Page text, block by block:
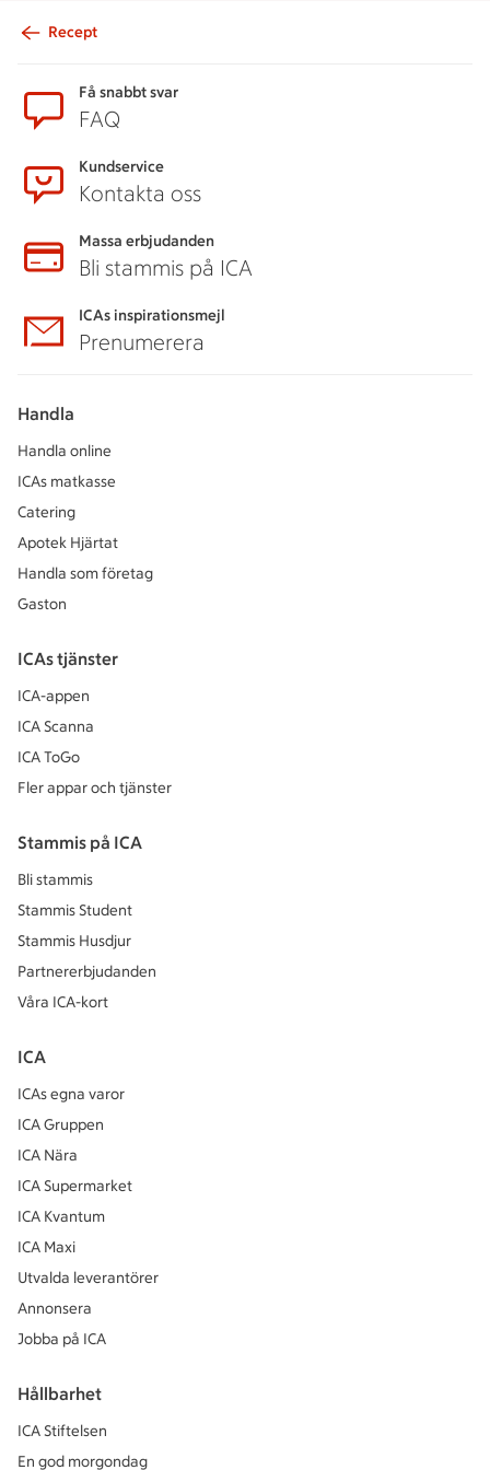
Recept
Få snabbt svar
FAQ
Kundservice
Kontakta oss
Massa erbjudanden
Bli stammis på ICA
ICAs inspirationsmejl
Prenumerera
Handla
Handla online
ICAs matkasse
Catering
Apotek Hjärtat
Handla som företag
Gaston
ICAs tjänster
ICA-appen
ICA Scanna
ICA ToGo
Fler appar och tjänster
Stammis på ICA
Bli stammis
Stammis Student
Stammis Husdjur
Partnererbjudanden
Våra ICA-kort
ICA
ICAs egna varor
ICA Gruppen
ICA Nära
ICA Supermarket
ICA Kvantum
ICA Maxi
Utvalda leverantörer
Annonsera
Jobba på ICA
Hållbarhet
ICA Stiftelsen
En god morgondag